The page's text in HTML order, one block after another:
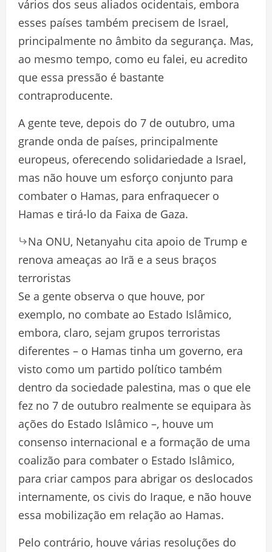
vários dos seus aliados ocidentais, embora
esses países também precisem de Israel,
principalmente no âmbito da segurança. Mas,
ao mesmo tempo, como eu falei, eu acredito
que essa pressão é bastante
contraproducente.
A gente teve, depois do 7 de outubro, uma
grande onda de países, principalmente
europeus, oferecendo solidariedade a Israel,
mas não houve um esforço conjunto para
combater o Hamas, para enfraquecer o
Hamas e tirá-lo da Faixa de Gaza.
Na ONU, Netanyahu cita apoio de Trump e
renova ameaças ao Irã e a seus braços
terroristas
Se a gente observa o que houve, por
exemplo, no combate ao Estado Islâmico,
embora, claro, sejam grupos terroristas
diferentes – o Hamas tinha um governo, era
visto como um partido político também
dentro da sociedade palestina, mas o que ele
fez no 7 de outubro realmente se equipara às
ações do Estado Islâmico –, houve um
consenso internacional e a formação de uma
coalizão para combater o Estado Islâmico,
para criar campos para abrigar os deslocados
internamente, os civis do Iraque, e não houve
essa mobilização em relação ao Hamas.
Pelo contrário, houve várias resoluções do